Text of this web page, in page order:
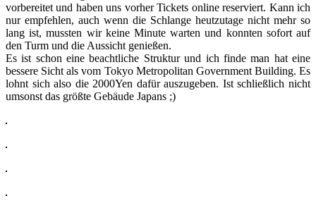
vorbereitet und haben uns vorher Tickets online reserviert. Kann ich
nur empfehlen, auch wenn die Schlange heutzutage nicht mehr so
lang ist, mussten wir keine Minute warten und konnten sofort auf
den Turm und die Aussicht genießen.
Es ist schon eine beachtliche Struktur und ich finde man hat eine
bessere Sicht als vom Tokyo Metropolitan Government Building. Es
lohnt sich also die 2000Yen dafür auszugeben. Ist schließlich nicht
umsonst das größte Gebäude Japans ;)